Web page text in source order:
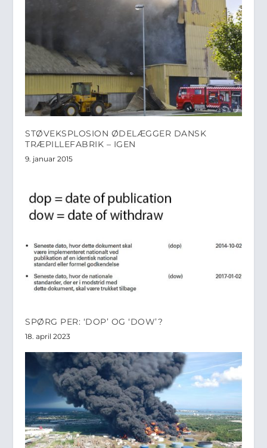
STØVEKSPLOSION ØDELÆGGER DANSK
TRÆPILLEFABRIK – IGEN
9. januar 2015
SPØRG PER: ‘DOP’ OG ‘DOW’?
18. april 2023